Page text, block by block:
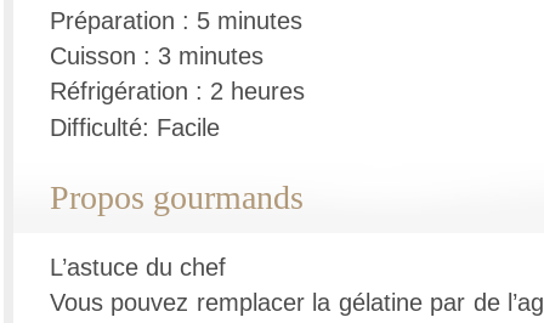
Préparation : 5 minutes
Cuisson : 3 minutes
Réfrigération : 2 heures
Difficulté: Facile
Propos gourmands
L’astuce du chef
Vous pouvez remplacer la gélatine par de